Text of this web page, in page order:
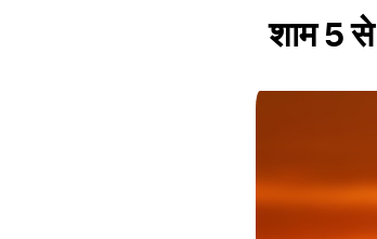
शाम 5